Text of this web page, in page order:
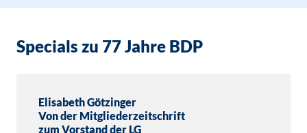
Specials zu 77 Jahre BDP
Elisabeth Götzinger
Von der Mitgliederzeitschrift
zum Vorstand der LG